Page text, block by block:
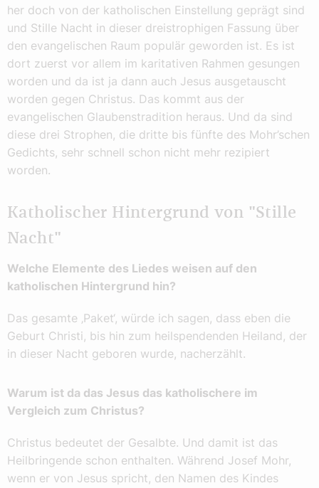
her doch von der katholischen Einstellung geprägt sind
und Stille Nacht in dieser dreistrophigen Fassung über
den evangelischen Raum populär geworden ist. Es ist
dort zuerst vor allem im karitativen Rahmen gesungen
worden und da ist ja dann auch Jesus ausgetauscht
worden gegen Christus. Das kommt aus der
evangelischen Glaubenstradition heraus. Und da sind
diese drei Strophen, die dritte bis fünfte des Mohr’schen
Gedichts, sehr schnell schon nicht mehr rezipiert
worden.
Katholischer Hintergrund von "Stille
Nacht"
Welche Elemente des Liedes weisen auf den
katholischen Hintergrund hin?
Das gesamte ‚Paket‘, würde ich sagen, dass eben die
Geburt Christi, bis hin zum heilspendenden Heiland, der
in dieser Nacht geboren wurde, nacherzählt.
Warum ist da das Jesus das katholischere im
Vergleich zum Christus?
Christus bedeutet der Gesalbte. Und damit ist das
Heilbringende schon enthalten. Während Josef Mohr,
wenn er von Jesus spricht, den Namen des Kindes